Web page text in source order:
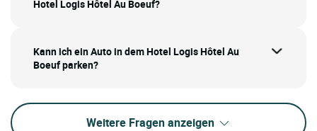
Hotel Logis Hôtel Au Boeuf?
Kann ich ein Auto in dem Hotel Logis Hôtel Au
Boeuf parken?
Weitere Fragen anzeigen